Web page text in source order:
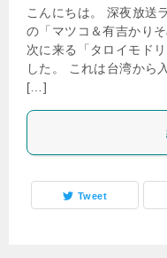
こんにちは。 深夜放送
の「マツコ＆有吉かり
次に来る「タロイモド
した。 これは台湾から
[…]
Tweet